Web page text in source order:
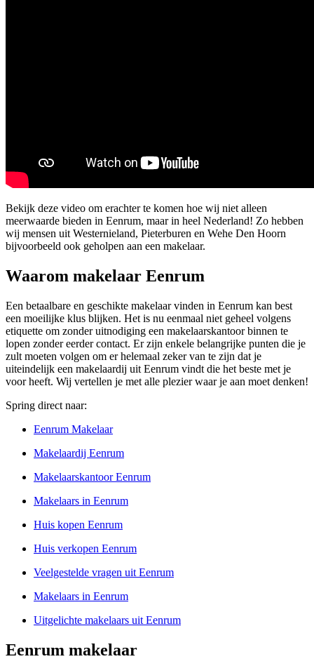
Bekijk deze video om erachter te komen hoe wij niet alleen
meerwaarde bieden in Eenrum, maar in heel Nederland! Zo hebben
wij mensen uit Westernieland, Pieterburen en Wehe Den Hoorn
bijvoorbeeld ook geholpen aan een makelaar.
Waarom makelaar Eenrum
Een betaalbare en geschikte makelaar vinden in Eenrum kan best
een moeilijke klus blijken. Het is nu eenmaal niet geheel volgens
etiquette om zonder uitnodiging een makelaarskantoor binnen te
lopen zonder eerder contact. Er zijn enkele belangrijke punten die je
zult moeten volgen om er helemaal zeker van te zijn dat je
uiteindelijk een makelaardij uit Eenrum vindt die het beste met je
voor heeft. Wij vertellen je met alle plezier waar je aan moet denken!
Spring direct naar:
Eenrum Makelaar
Makelaardij Eenrum
Makelaarskantoor Eenrum
Makelaars in Eenrum
Huis kopen Eenrum
Huis verkopen Eenrum
Veelgestelde vragen uit Eenrum
Makelaars in Eenrum
Uitgelichte makelaars uit Eenrum
Eenrum makelaar